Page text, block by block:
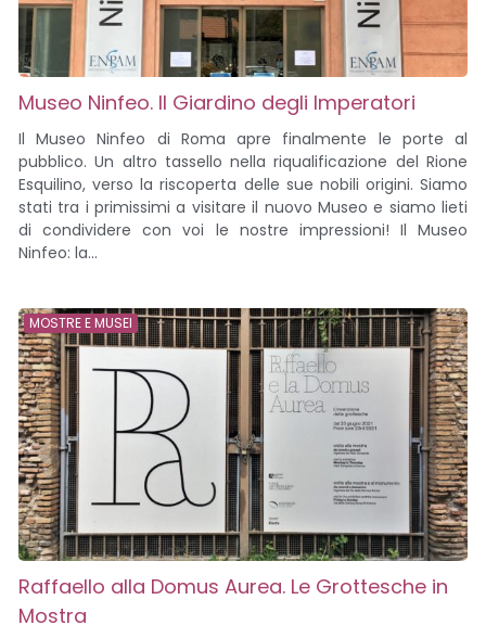
Museo Ninfeo. Il Giardino degli Imperatori
Il Museo Ninfeo di Roma apre finalmente le porte al
pubblico. Un altro tassello nella riqualificazione del Rione
Esquilino, verso la riscoperta delle sue nobili origini. Siamo
stati tra i primissimi a visitare il nuovo Museo e siamo lieti
di condividere con voi le nostre impressioni! Il Museo
Ninfeo: la...
MOSTRE E MUSEI
Raffaello alla Domus Aurea. Le Grottesche in
Mostra